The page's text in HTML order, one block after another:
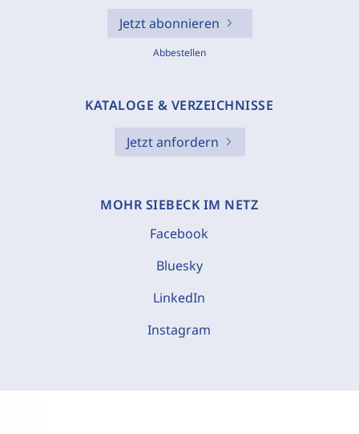
Jetzt abonnieren
Abbestellen
KATALOGE & VERZEICHNISSE
Jetzt anfordern
MOHR SIEBECK IM NETZ
Facebook
Bluesky
LinkedIn
Instagram